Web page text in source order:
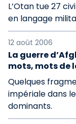
L’Otan tue 27
en langage
12 août 2006
La guerre
mots, mots de
Quelques
impériale dans
dominants.